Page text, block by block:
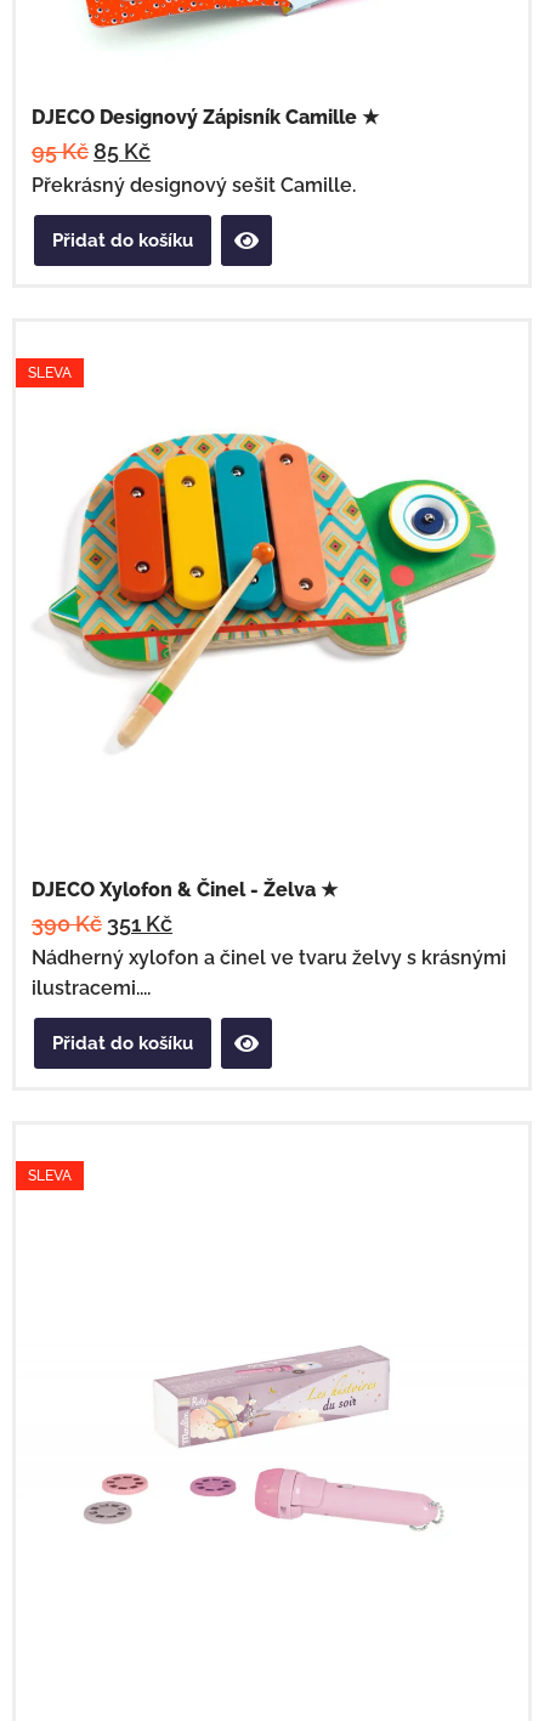
DJECO Designový Zápisník Camille ★
95Kč85 Kč
Překrásný designový sešit Camille.
Přidat do košíku
SLEVA
DJECO Xylofon & Činel - Želva ★
390Kč 351 Kč
Nádherný xylofon a činel ve tvaru želvy s krásnými
ilustracemi....
Přidat do košíku
SLEVA